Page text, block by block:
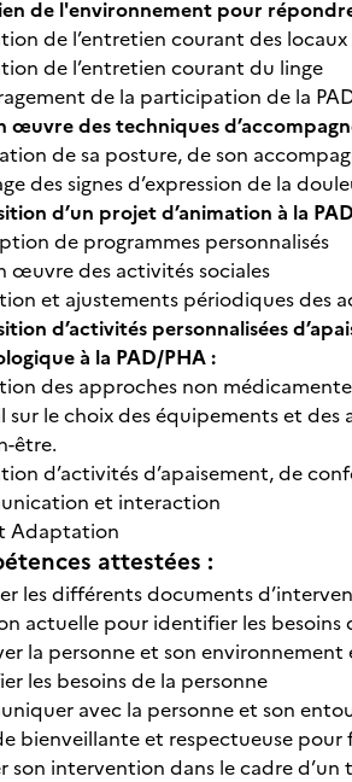
de l'environnement pour
de l’entretien courant des locaux
de l’entretien courant du linge
de la participation de la
œuvre des techniques
de sa posture, de son
des signes d’expression de la
d’un projet d’animation à la
de programmes personnalisés
œuvre des activités sociales
et ajustements périodiques des
d’activités personnalisées
à la PAD/PHA :
des approches non
sur le choix des équipements et des
être.
d’activités d’apaisement, de
et interaction
Adaptation
attestées :
les différents documents
actuelle pour identifier les besoins
la personne et son
les besoins de la personne
avec la personne et son
bienveillante et respectueuse pour
son intervention dans le cadre